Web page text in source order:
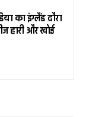
का इंग्लैंड दौरा
हारी और खोई